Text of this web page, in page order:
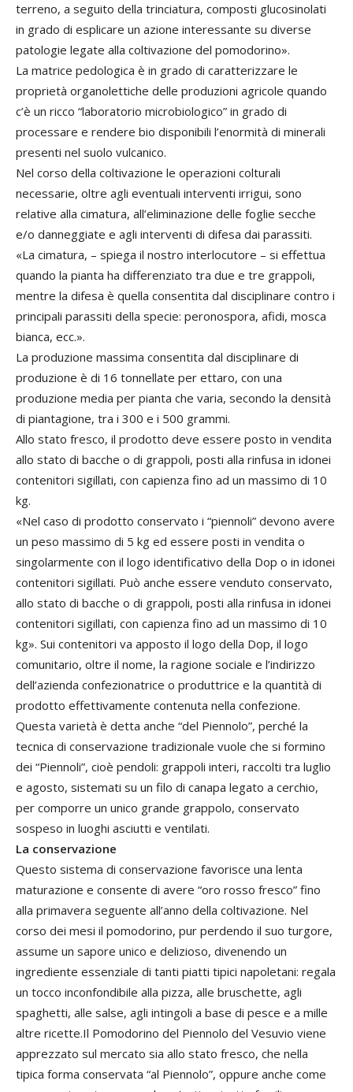
terreno, a seguito della trinciatura, composti glucosinolati
in grado di esplicare un azione interessante su diverse
patologie legate alla coltivazione del pomodorino».
La matrice pedologica è in grado di caratterizzare le
proprietà organolettiche delle produzioni agricole quando
c’è un ricco “laboratorio microbiologico” in grado di
processare e rendere bio disponibili l’enormità di minerali
presenti nel suolo vulcanico.
Nel corso della coltivazione le operazioni colturali
necessarie, oltre agli eventuali interventi irrigui, sono
relative alla cimatura, all’eliminazione delle foglie secche
e/o danneggiate e agli interventi di difesa dai parassiti.
«La cimatura, – spiega il nostro interlocutore – si effettua
quando la pianta ha differenziato tra due e tre grappoli,
mentre la difesa è quella consentita dal disciplinare contro i
principali parassiti della specie: peronospora, afidi, mosca
bianca, ecc.».
La produzione massima consentita dal disciplinare di
produzione è di 16 tonnellate per ettaro, con una
produzione media per pianta che varia, secondo la densità
di piantagione, tra i 300 e i 500 grammi.
Allo stato fresco, il prodotto deve essere posto in vendita
allo stato di bacche o di grappoli, posti alla rinfusa in idonei
contenitori sigillati, con capienza fino ad un massimo di 10
kg.
«Nel caso di prodotto conservato i “piennoli” devono avere
un peso massimo di 5 kg ed essere posti in vendita o
singolarmente con il logo identificativo della Dop o in idonei
contenitori sigillati. Può anche essere venduto conservato,
allo stato di bacche o di grappoli, posti alla rinfusa in idonei
contenitori sigillati, con capienza fino ad un massimo di 10
kg». Sui contenitori va apposto il logo della Dop, il logo
comunitario, oltre il nome, la ragione sociale e l’indirizzo
dell’azienda confezionatrice o produttrice e la quantità di
prodotto effettivamente contenuta nella confezione.
Questa varietà è detta anche “del Piennolo”, perché la
tecnica di conservazione tradizionale vuole che si formino
dei “Piennoli”, cioè pendoli: grappoli interi, raccolti tra luglio
e agosto, sistemati su un filo di canapa legato a cerchio,
per comporre un unico grande grappolo, conservato
sospeso in luoghi asciutti e ventilati.
La conservazione
Questo sistema di conservazione favorisce una lenta
maturazione e consente di avere “oro rosso fresco” fino
alla primavera seguente all’anno della coltivazione. Nel
corso dei mesi il pomodorino, pur perdendo il suo turgore,
assume un sapore unico e delizioso, divenendo un
ingrediente essenziale di tanti piatti tipici napoletani: regala
un tocco inconfondibile alla pizza, alle bruschette, agli
spaghetti, alle salse, agli intingoli a base di pesce e a mille
altre ricette.Il Pomodorino del Piennolo del Vesuvio viene
apprezzato sul mercato sia allo stato fresco, che nella
tipica forma conservata “al Piennolo”, oppure anche come